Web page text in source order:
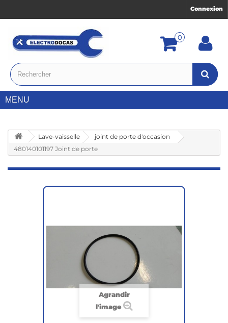
Connexion
0
MENU
Lave-vaisselle
joint de porte d'occasion
480140101197 Joint de porte
Agrandir
l'image